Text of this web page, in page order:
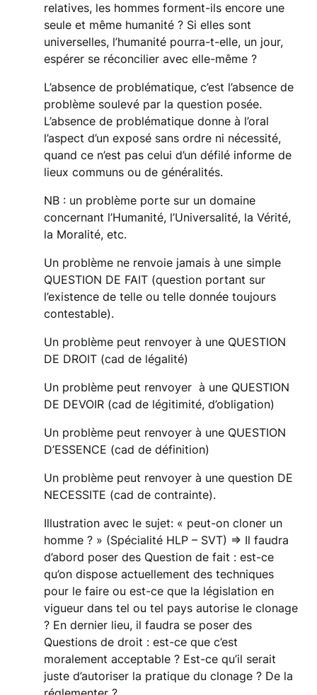
relatives, les hommes forment-ils encore une
seule et même humanité ? Si elles sont
universelles, l’humanité pourra-t-elle, un jour,
espérer se réconcilier avec elle-même ?
L’absence de problématique, c’est l’absence de
problème soulevé par la question posée.
L’absence de problématique donne à l’oral
l’aspect d’un exposé sans ordre ni nécessité,
quand ce n’est pas celui d’un défilé informe de
lieux communs ou de généralités.
NB : un problème porte sur un domaine
concernant l’Humanité, l’Universalité, la Vérité,
la Moralité, etc.
Un problème ne renvoie jamais à une simple
QUESTION DE FAIT (question portant sur
l’existence de telle ou telle donnée toujours
contestable).
Un problème peut renvoyer à une QUESTION
DE DROIT (cad de légalité)
Un problème peut renvoyer à une QUESTION
DE DEVOIR (cad de légitimité, d’obligation)
Un problème peut renvoyer à une QUESTION
D’ESSENCE (cad de définition)
Un problème peut renvoyer à une question DE
NECESSITE (cad de contrainte).
Illustration avec le sujet: « peut-on cloner un
homme ? » (Spécialité HLP – SVT) => Il faudra
d’abord poser des Question de fait : est-ce
qu’on dispose actuellement des techniques
pour le faire ou est-ce que la législation en
vigueur dans tel ou tel pays autorise le clonage
? En dernier lieu, il faudra se poser des
Questions de droit : est-ce que c’est
moralement acceptable ? Est-ce qu’il serait
juste d’autoriser la pratique du clonage ? De la